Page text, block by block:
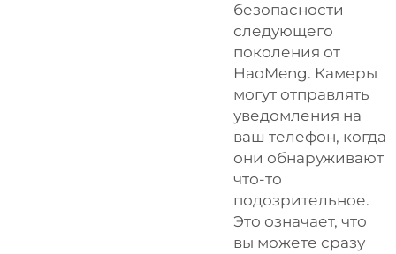
безопасности
следующего
поколения от
HaoMeng. Камеры
могут отправлять
уведомления на
ваш телефон, когда
они обнаруживают
что-то
подозрительное.
Это означает, что
вы можете сразу